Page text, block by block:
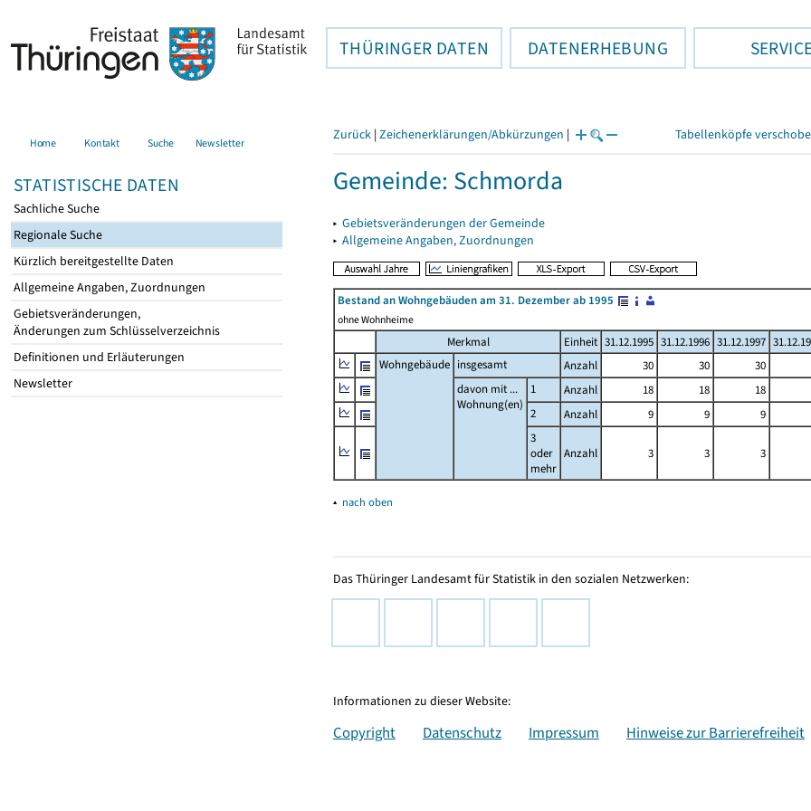
THÜRINGER DATEN DATENERHEBUNG
Home Kontakt Suche Newsletter
STATISTISCHE DATEN
Sachliche Suche
Regionale Suche
Kürzlich bereitgestellte Daten
Allgemeine Angaben, Zuordnungen
Gebietsveränderungen,
Änderungen zum Schlüsselverzeichnis
Definitionen und Erläuterungen
Newsletter
Zurück | Zeichenerklärungen/Abkürzungen | Tabellenköpfe
Gemeinde: Schmorda
▸ Gebietsveränderungen der Gemeinde
▸ Allgemeine Angaben, Zuordnungen
Bestand an Wohngebäuden am 31. Dezember ab 1995
ohne Wohnheime
Merkmal Einheit 31.12.1995 31.12.1996 31.12.1997
Wohngebäude insgesamt Anzahl 30 30 30
davon mit ...
Wohnung(en)
1 Anzahl 18 18 18
2
Anzahl 9 9 9
3
oder
mehr
Anzahl 3 3 3
▴ nach oben
Das Thüringer Landesamt für Statistik in den sozialen Netzwerken:
Informationen zu dieser Website:
Copyright Datenschutz Impressum Hinweise zur Barrierefreiheit